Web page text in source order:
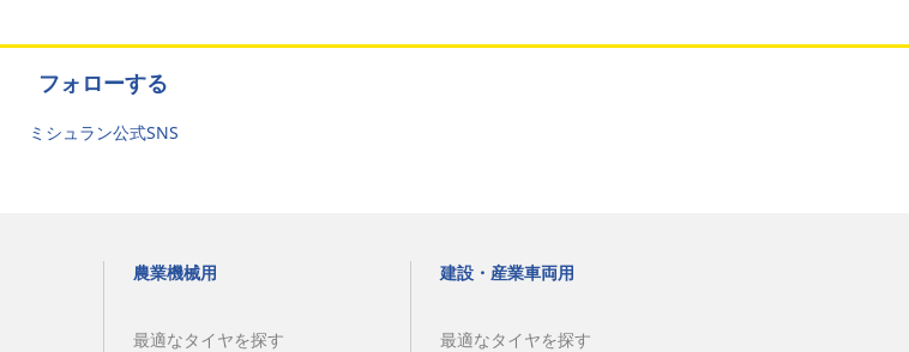
フォローする
ミシュラン公式SNS
農業機械用
最適なタイヤを探す
建設・産業車両用
最適なタイヤを探す